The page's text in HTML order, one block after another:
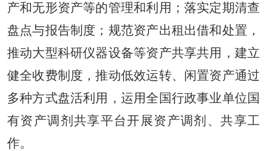
产和无形资产等的管理和利用；落实定期清查
盘点与报告制度；规范资产出租出借和处置，
推动大型科研仪器设备等资产共享共用，建立
健全收费制度，推动低效运转、闲置资产通过
多种方式盘活利用，运用全国行政事业单位国
有资产调剂共享平台开展资产调剂、共享工
作。